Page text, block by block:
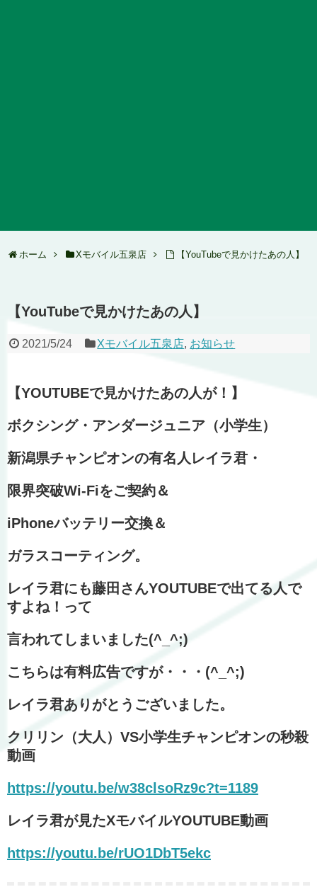
ホーム Xモバイル五泉店 【YouTubeで見かけたあの人】
【YouTubeで見かけたあの人】
2021/5/24 Xモバイル五泉店, お知らせ
【YOUTUBEで見かけたあの人が！】
ボクシング・アンダージュニア（小学生）
新潟県チャンピオンの有名人レイラ君・
限界突破Wi-Fiをご契約＆
iPhoneバッテリー交換＆
ガラスコーティング。
レイラ君にも藤田さんYOUTUBEで出てる人で
すよね！って
言われてしまいました(^_^;)
こちらは有料広告ですが・・・(^_^;)
レイラ君ありがとうございました。
クリリン（大人）VS小学生チャンピオンの秒殺
動画
https://youtu.be/w38clsoRz9c?t=1189
レイラ君が見たXモバイルYOUTUBE動画
https://youtu.be/rUO1DbT5ekc